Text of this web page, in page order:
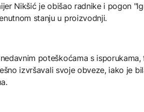
Nikšić je obišao radnike i pogon
stanju u proizvodnji.
poteškoćama s
izvršavali svoje obveze, iako je